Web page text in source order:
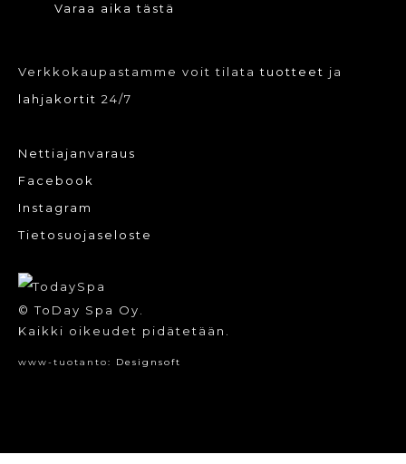
Varaa aika tästä
Verkkokaupastamme voit tilatatuotteet ja
lahjakortit 24/7
Nettiajanvaraus
Facebook
Instagram
Tietosuojaseloste
© ToDay Spa Oy.
Kaikki oikeudet pidätetään.
www-tuotanto: Designsoft